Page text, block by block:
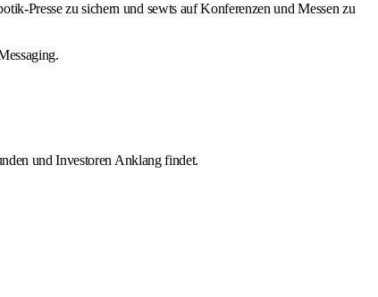
Presse zu sichern und sewts auf Konferenzen und Messen zu
und Investoren Anklang findet.